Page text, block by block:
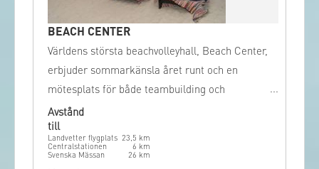
BEACH CENTER
Världens största beachvolleyhall, Beach Center,
erbjuder sommarkänsla året runt och en
mötesplats för både teambuilding och
konferens. Här bjuds en unik möjlighet att
kombinera nytta för den personliga hälsan,
med nytta för företaget.
Avstånd
till
Landvetter flygplats 23,5 km
Centralstationen
6 km
Svenska Mässan
26 km